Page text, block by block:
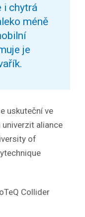
i chytrá
méně
je
uskuteční ve
aliance
of
Collider